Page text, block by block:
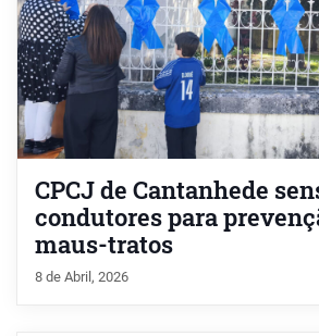
CPCJ de Cantanhede
condutores para
maus-tratos
8 de Abril, 2026